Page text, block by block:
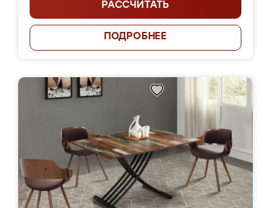
РАССЧИТАТЬ
ПОДРОБНЕЕ